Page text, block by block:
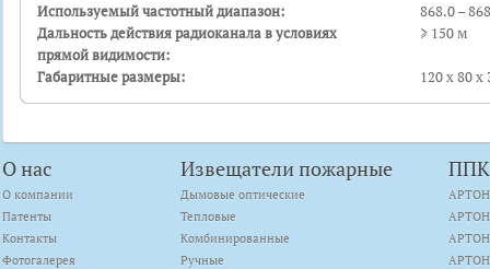
Используемый частотный диапазон:
868.0 –
Дальность действия радиоканала в условиях
прямой видимости:
≥ 150 м
Габаритные размеры: 120 х 80
О нас
О компании
Патенты
Контакты
Фотогалерея
Извещатели пожарные
Дымовые оптические
Тепловые
Комбинированные
Ручные